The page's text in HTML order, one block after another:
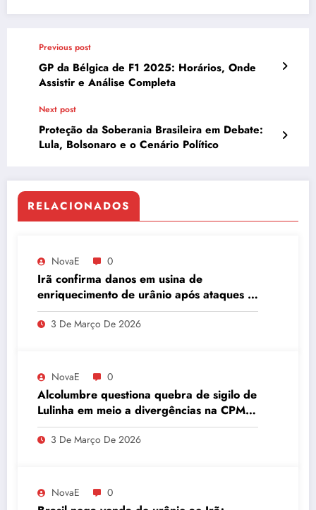
Previous post
GP da Bélgica de F1 2025: Horários, Onde
Assistir e Análise Completa
Next post
Proteção da Soberania Brasileira em Debate:
Lula, Bolsonaro e o Cenário Político
RELACIONADOS
NovaE 0
Irã confirma danos em usina de
enriquecimento de urânio após ataques e
embaixador evita detalhes sobre
quantidade de urânio enriquecido
3 De Março De 2026
NovaE 0
Alcolumbre questiona quebra de sigilo de
Lulinha em meio a divergências na CPMI
do INSS
3 De Março De 2026
NovaE 0